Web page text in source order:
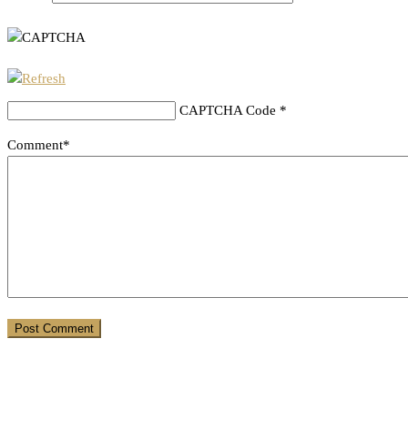
CAPTCHA Code *
Comment*